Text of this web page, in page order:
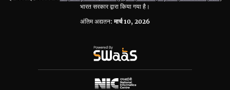
भारत सरकार द्वारा किया गया है।
अंतिम अद्यतन:मार्च 10, 2026